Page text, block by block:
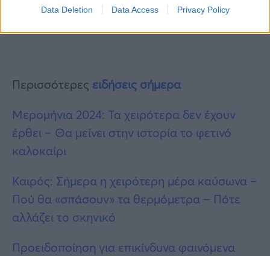
Data Deletion Data Access Privacy Policy
Περισσότερες ειδήσεις σήμερα
Μερομήνια 2024: Τα χειρότερα δεν έχουν
έρθει – Θα μείνει στην ιστορία το φετινό
καλοκαίρι
Καιρός: Σήμερα η χειρότερη μέρα καύσωνα –
Πού θα «σπάσουν» τα θερμόμετρα – Πότε
αλλάζει το σκηνικό
Προειδοποίηση για επικίνδυνα φαινόμενα